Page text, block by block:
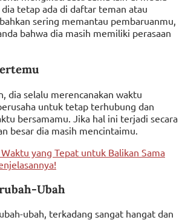
tetap ada di daftar teman atau
sering memantau pembaruanmu,
bahwa dia masih memiliki perasaan
dia selalu merencanakan waktu
untuk tetap terhubung dan
bersamamu. Jika hal ini terjadi secara
besar dia masih mencintaimu.
Waktu yang Tepat untuk Balikan Sama
Ubah
ubah, terkadang sangat hangat dan